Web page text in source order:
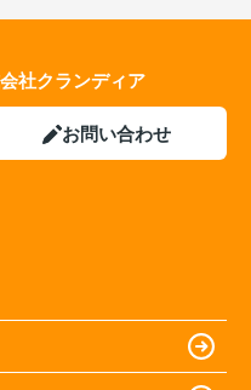
社クランディア
お問い合わせ